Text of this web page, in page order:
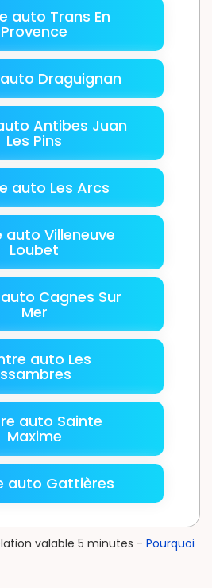
auto Trans En
Provence
Draguignan
Antibes Juan
Les Pins
auto Les Arcs
auto Villeneuve
Loubet
Cagnes Sur
Mer
auto Les
auto Sainte
Maxime
auto Gattières
valable 5 minutes - Pourquoi